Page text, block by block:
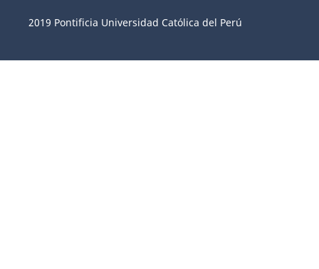
2019 Pontificia Universidad Católica del Perú